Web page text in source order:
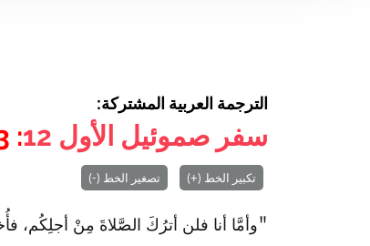
الترجمة العربية المشتركة:
سفر صموئيل الأول 12
: 23
تكبير الخط (+) تصغير الخط (-)
"وأمَّا أنا فلن أترُكَ الصَّلاةَ مِنْ أجلِكُم،